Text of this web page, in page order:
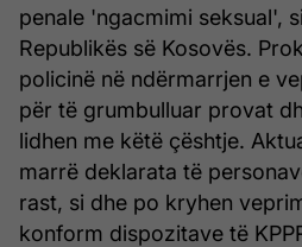
penale 'ngacmimi seksual',
Republikës së Kosovës.
policinë në ndërmarrjen e
për të grumbulluar provat
lidhen me këtë çështje.
marrë deklarata të
rast, si dhe po kryhen
konform dispozitave të